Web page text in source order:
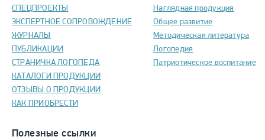
СПЕЦПРОЕКТЫ
ЭКСПЕРТНОЕ СОПРОВОЖДЕНИЕ
ЖУРНАЛЫ
ПУБЛИКАЦИИ
СТРАНИЧКА ЛОГОПЕДА
КАТАЛОГИ ПРОДУКЦИИ
ОТЗЫВЫ О ПРОДУКЦИИ
КАК ПРИОБРЕСТИ
Полезные ссылки
Наглядная продукция
Общее развитие
Методическая литература
Логопедия
Патриотическое воспитание